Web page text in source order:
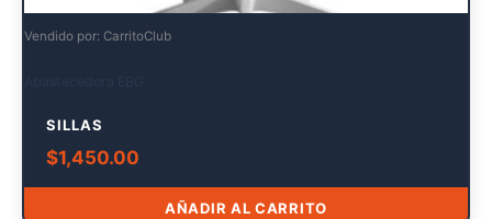
Vendido por: CarritoClub
SILLAS
$1,450.00
AÑADIR AL CARRITO